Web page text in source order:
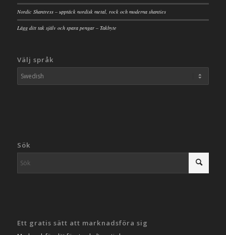
Nordic Shantress – upptäck nordisk metal, rock och moderna shanties
Lägg ditt tak själv och spara pengar – Takbyte
Välj språk
Sök
Ett gratis sätt att marknadsföra sig